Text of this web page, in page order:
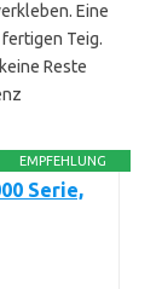
Eine
Teig.
Reste
EMPFEHLUNG
Serie,